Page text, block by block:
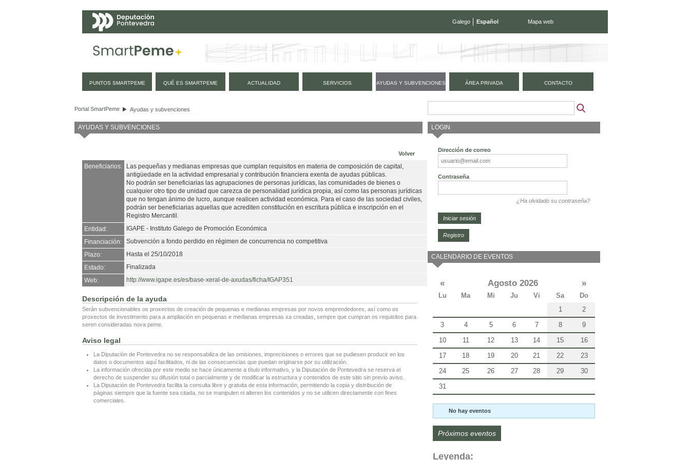
Galego Español Mapa web
PUNTOS SMARTPEME QUÉ ES SMARTPEME ACTUALIDAD SERVICIOS AYUDAS Y SUBVENCIONES ÁREA PRIVADA CONTACTO
Portal SmartPeme Ayudas y subvenciones
AYUDAS Y SUBVENCIONES
Volver
Beneficiarios:
Las pequeñas y medianas empresas que cumplan requisitos en materia de composición de capital,
antigüedade en la actividad empresarial y contribución financiera exenta de ayudas públicas.
No podrán ser beneficiarias las agrupaciones de personas jurídicas, las comunidades de bienes o
cualquier otro tipo de unidad que carezca de personalidad jurídica propia, así como las personas jurídicas
que no tengan ánimo de lucro, aunque realicen actividad económica. Para el caso de las sociedad civiles,
podrán ser beneficiarias aquellas que acrediten constitución en escritura pública e inscripción en el
Registro Mercantil.
Entidad:
IGAPE - Instituto Galego de Promoción Económica
Financiación:
Subvención a fondo perdido en régimen de concurrencia no competitiva
Plazo:
Hasta el 25/10/2018
Estado:
Finalizada
Web:
http://www.igape.es/es/base-xeral-de-axudas/ficha/IGAP351
Descripción de la ayuda
Serán subvencionables os proxectos de creación de pequenas e medianas empresas por novos emprendedores, así como os
proxectos de investimento para a ampliación en pequenas e medianas empresas xa creadas, sempre que cumpran os requisitos para
seren consideradas nova peme.
Aviso legal
La Diputación de Pontevedra no se responsabiliza de las omisiones, imprecisiones o errores que se pudiesen producir en los
datos o documentos aquí facilitados, ni de las consecuencias que puedan originarse por su utilización.
La información ofrecida por este medio se hace únicamente a título informativo, y la Diputación de Pontevedra se reserva el
derecho de suspender su difusión total o parcialmente y de modificar la estructura y contenidos de este sitio sin previo aviso.
La Diputación de Pontevedra facilita la consulta libre y gratuita de esta información, permitiendo la copia y distribución de
páginas siempre que la fuente sea citada, no se manipulen ni alteren los contenidos y no se utilicen directamente con fines
comerciales.
LOGIN
Dirección de correo
Contraseña
¿Ha olvidado su contraseña?
Registro
CALENDARIO DE EVENTOS
« Agosto 2026 »
Lu Ma Mi Ju Vi Sa
Do
1
2
3
4 5 6 7 8
9
10
11 12 13 14 15
16
17
18 19 20 21 22
23
24
25 26 27 28 29
30
31
No hay eventos
Próximos eventos
Leyenda: